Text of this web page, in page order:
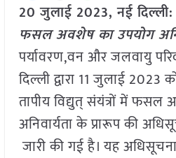
20 जुलाई 2023, नई दिल्ली:
फसल अवशेष का उपयोग
पर्यावरण,वन और जलवायु
दिल्ली द्वारा 11 जुलाई 2023
तापीय विद्युत् संयंत्रों में
अनिवार्यता के प्रारूप की
जारी की गई है। यह अधिसूचना